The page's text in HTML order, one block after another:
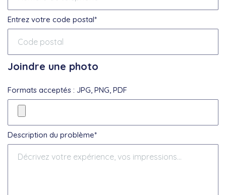
Entrez votre code postal*
Joindre une photo
Formats acceptés : JPG, PNG, PDF
Description du problème*